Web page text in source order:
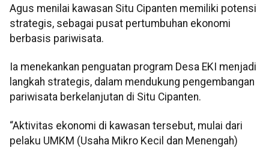
Agus menilai kawasan Situ Cipanten memiliki potensi
strategis, sebagai pusat pertumbuhan ekonomi
berbasis pariwisata.
Ia menekankan penguatan program Desa EKI menjadi
langkah strategis, dalam mendukung pengembangan
pariwisata berkelanjutan di Situ Cipanten.
“Aktivitas ekonomi di kawasan tersebut, mulai dari
pelaku UMKM (Usaha Mikro Kecil dan Menengah)